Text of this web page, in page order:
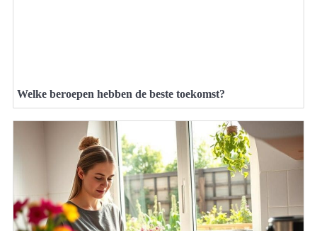
Welke beroepen hebben de beste toekomst?